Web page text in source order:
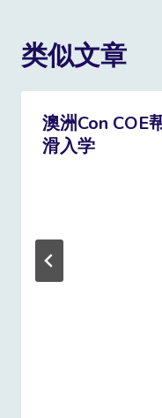
类似文章
澳洲Con COE
滑入学